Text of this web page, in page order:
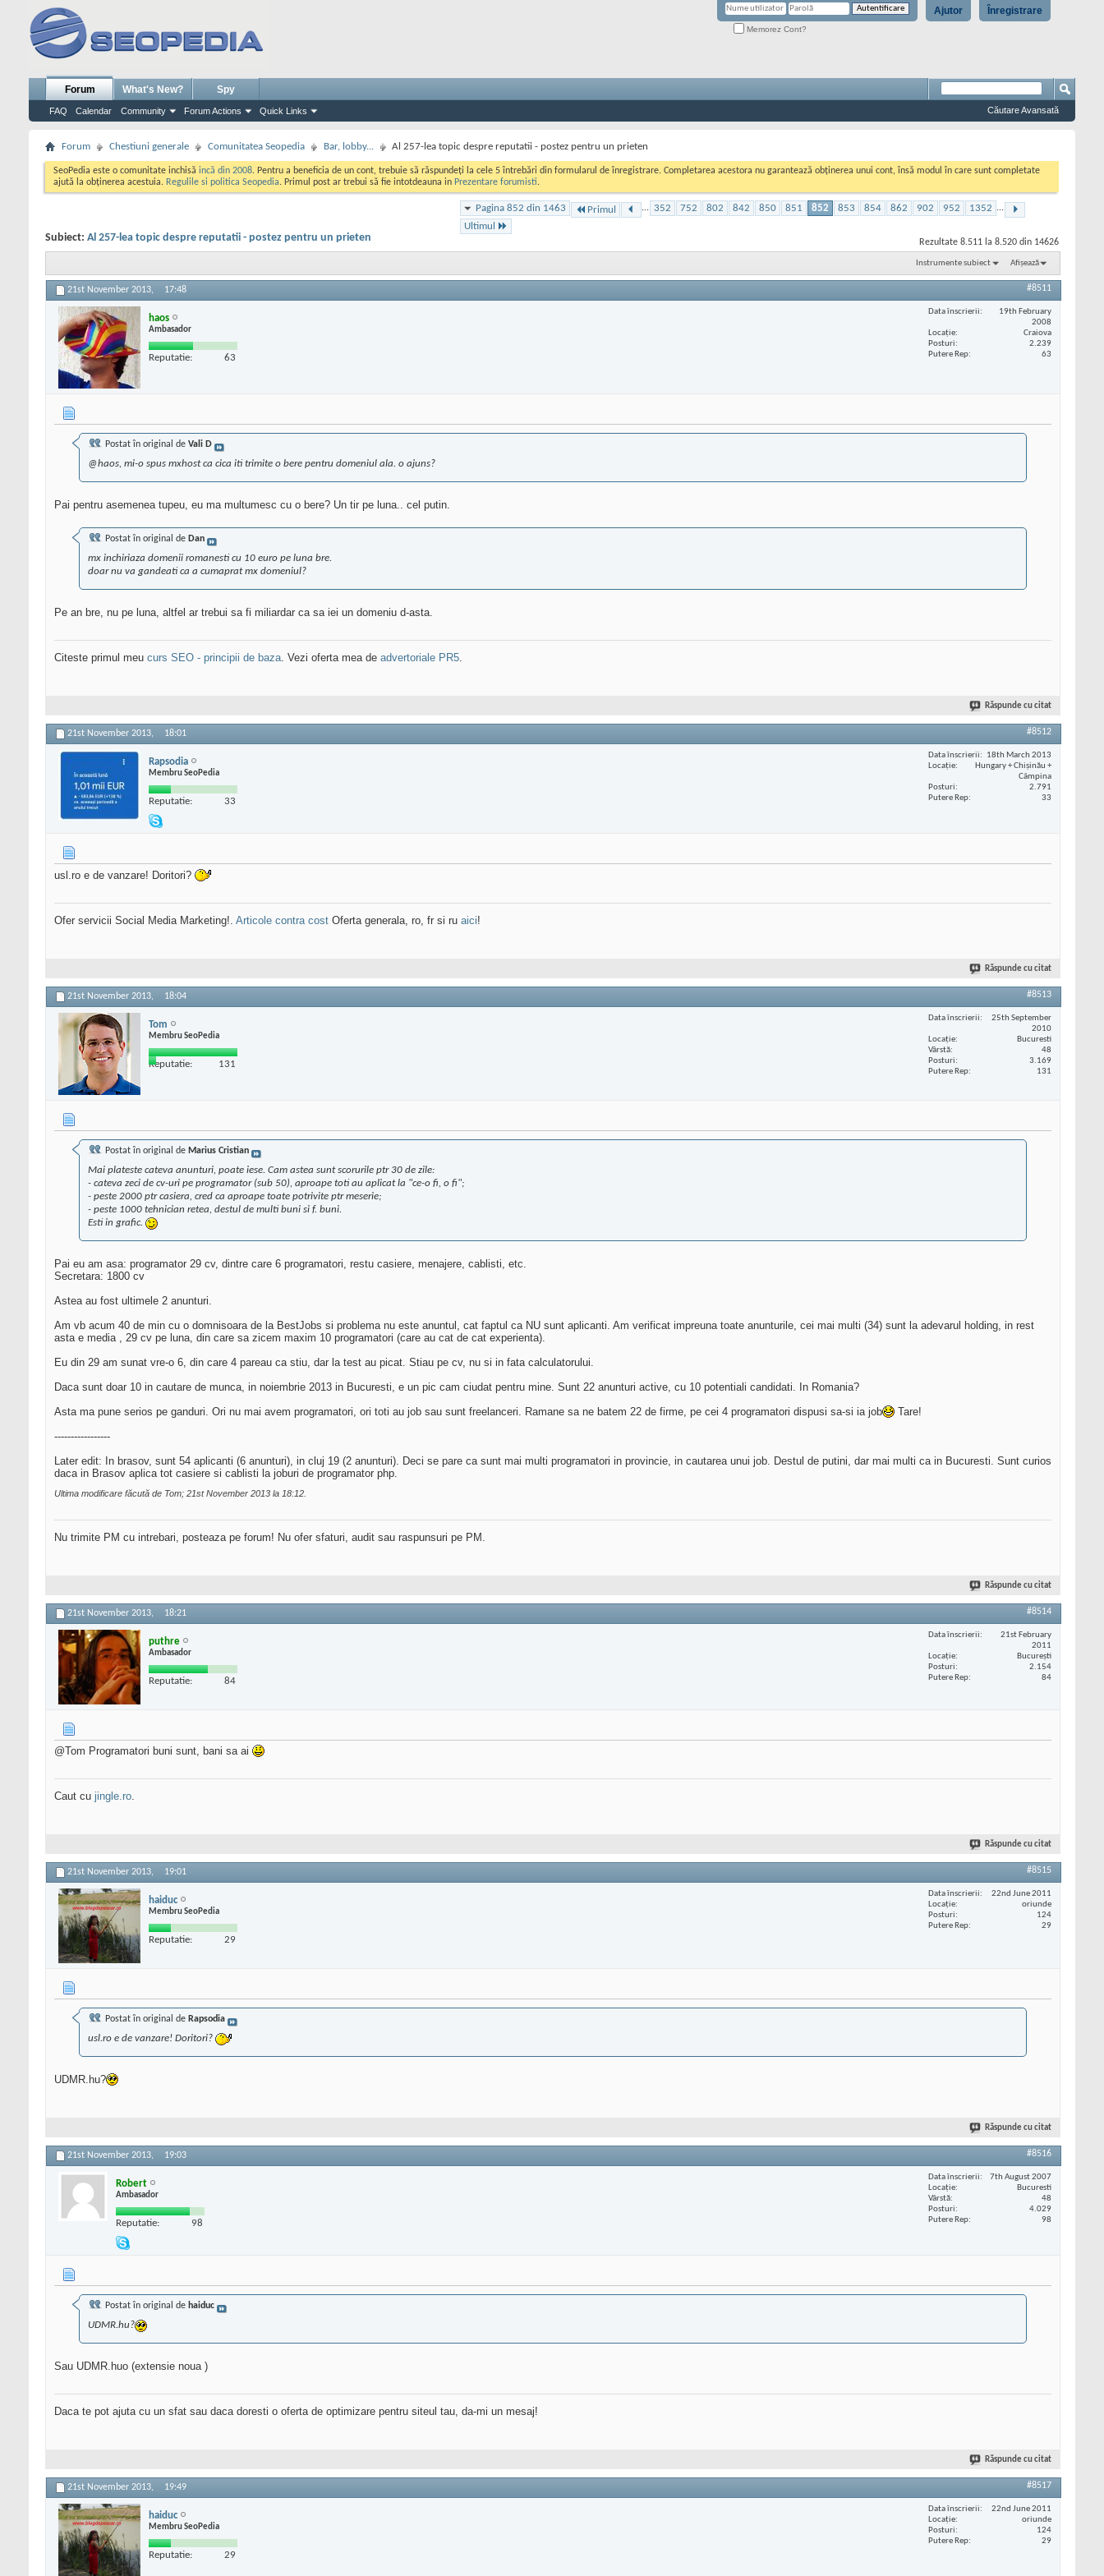
Înregistrare
Ajutor
Memorez Cont?
Forum
FAQ Calendar Community Forum Actions Quick Links
What's New? Spy
Căutare Avansată
Forum Chestiuni generale Comunitatea Seopedia Bar, lobby... Al 257-lea topic despre reputatii - postez pentru un prieten
SeoPedia este o comunitate inchisă incă din 2008. Pentru a beneficia de un cont, trebuie să răspundeți la cele 5 întrebări din formularul de înregistrare. Completarea acestora nu garantează obținerea unui cont, însă modul în care sunt completate
ajută la obținerea acestuia. Regulile si politica Seopedia. Primul post ar trebui să fie intotdeauna in Prezentare forumisti.
Pagina 852 din 1463 Primul ... 352 752 802 842 850 851 852 853 854 862 902 952 1352 ...
Ultimul
Rezultate 8.511 la 8.520 din 14626
Subiect: Al 257-lea topic despre reputatii - postez pentru un prieten
Instrumente subiect Afișează
21st November 2013, 17:48 #8511
haos
Ambasador
Reputatie: 63
Data înscrierii
19th February
2008
Locaţie
Craiova
Posturi
2.239
Putere Rep
63
Postat în original de Vali D
@haos, mi-o spus mxhost ca cica iti trimite o bere pentru domeniul ala. o ajuns?
Pai pentru asemenea tupeu, eu ma multumesc cu o bere? Un tir pe luna.. cel putin.
Postat în original de Dan
mx inchiriaza domenii romanesti cu 10 euro pe luna bre.
doar nu va gandeati ca a cumaprat mx domeniul?
Pe an bre, nu pe luna, altfel ar trebui sa fi miliardar ca sa iei un domeniu d-asta.
Citeste primul meu curs SEO - principii de baza. Vezi oferta mea de advertoriale PR5.
Răspunde cu citat
21st November 2013, 18:01 #8512
Rapsodia
Membru SeoPedia
Reputatie: 33
Data înscrierii
18th March 2013
Locaţie
Hungary + Chișinău +
Câmpina
Posturi
2.791
Putere Rep
33
usl.ro e de vanzare! Doritori?
Ofer servicii Social Media Marketing!. Articole contra cost Oferta generala, ro, fr si ru aici!
Răspunde cu citat
21st November 2013, 18:04 #8513
Tom
Membru SeoPedia
Reputatie: 131
Data înscrierii
25th September
2010
Locaţie
Bucuresti
Vârstă
48
Posturi
3.169
Putere Rep
131
Postat în original de Marius Cristian
Mai plateste cateva anunturi, poate iese. Cam astea sunt scorurile ptr 30 de zile:
- cateva zeci de cv-uri pe programator (sub 50), aproape toti au aplicat la "ce-o fi, o fi";
- peste 2000 ptr casiera, cred ca aproape toate potrivite ptr meserie;
- peste 1000 tehnician retea, destul de multi buni si f. buni.
Esti in grafic.
Pai eu am asa: programator 29 cv, dintre care 6 programatori, restu casiere, menajere, cablisti, etc.
Secretara: 1800 cv
Astea au fost ultimele 2 anunturi.
Am vb acum 40 de min cu o domnisoara de la BestJobs si problema nu este anuntul, cat faptul ca NU sunt aplicanti. Am verificat impreuna toate anunturile, cei mai multi (34) sunt la adevarul holding, in rest
asta e media , 29 cv pe luna, din care sa zicem maxim 10 programatori (care au cat de cat experienta).
Eu din 29 am sunat vre-o 6, din care 4 pareau ca stiu, dar la test au picat. Stiau pe cv, nu si in fata calculatorului.
Daca sunt doar 10 in cautare de munca, in noiembrie 2013 in Bucuresti, e un pic cam ciudat pentru mine. Sunt 22 anunturi active, cu 10 potentiali candidati. In Romania?
Asta ma pune serios pe ganduri. Ori nu mai avem programatori, ori toti au job sau sunt freelanceri. Ramane sa ne batem 22 de firme, pe cei 4 programatori dispusi sa-si ia job
Tare!
-----------------
Later edit: In brasov, sunt 54 aplicanti (6 anunturi), in cluj 19 (2 anunturi). Deci se pare ca sunt mai multi programatori in provincie, in cautarea unui job. Destul de putini, dar mai multi ca in Bucuresti. Sunt curios
daca in Brasov aplica tot casiere si cablisti la joburi de programator php.
Ultima modificare făcută de Tom; 21st November 2013 la 18:12
Nu trimite PM cu intrebari, posteaza pe forum! Nu ofer sfaturi, audit sau raspunsuri pe PM.
Răspunde cu citat
21st November 2013, 18:21 #8514
puthre
Ambasador
Reputatie: 84
Data înscrierii
21st February
2011
Locaţie
București
Posturi
2.154
Putere Rep
84
@Tom Programatori buni sunt, bani sa ai
Caut cu jingle.ro.
Răspunde cu citat
21st November 2013, 19:01 #8515
haiduc
Membru SeoPedia
Reputatie: 29
Data înscrierii
22nd June 2011
Locaţie
oriunde
Posturi
124
Putere Rep
29
Postat în original de Rapsodia
usl.ro e de vanzare! Doritori?
UDMR.hu?
Răspunde cu citat
21st November 2013, 19:03 #8516
Robert
Ambasador
Reputatie: 98
Data înscrierii
7th August 2007
Locaţie
Bucuresti
Vârstă
48
Posturi
4.029
Putere Rep
98
Postat în original de haiduc
UDMR.hu?
Sau UDMR.huo (extensie noua )
Daca te pot ajuta cu un sfat sau daca doresti o oferta de optimizare pentru siteul tau, da-mi un mesaj!
Răspunde cu citat
21st November 2013, 19:49 #8517
haiduc
Membru SeoPedia
Reputatie: 29
Data înscrierii
22nd June 2011
Locaţie
oriunde
Posturi
124
Putere Rep
29